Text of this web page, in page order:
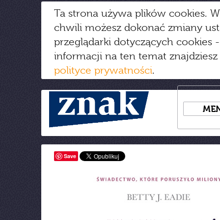
Ta strona używa plików cookies.
chwili możesz dokonać zmiany
przeglądarki dotyczących cookies
informacji na ten temat
polityce prywatności.
Save